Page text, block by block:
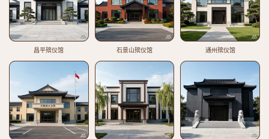
昌平殡仪馆 石景山殡仪馆 通州殡仪馆